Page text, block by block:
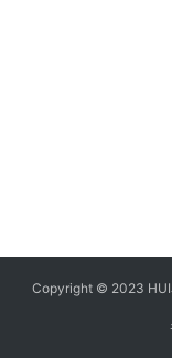
Copyright © 2023